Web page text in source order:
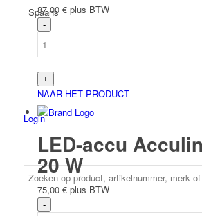
Spaans
Login
87,00 € plus BTW
NAAR HET PRODUCT
LED-accu
20 W
75,00€ plus BTW